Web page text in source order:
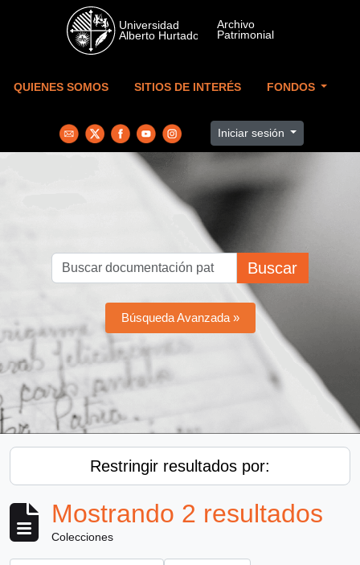
Skip to main content
QUIENES SOMOS SITIOS DE INTERÉS FONDOS
Iniciar sesión
Buscar
Búsqueda Avanzada »
Restringir resultados por:
Mostrando 2 resultados
Colecciones